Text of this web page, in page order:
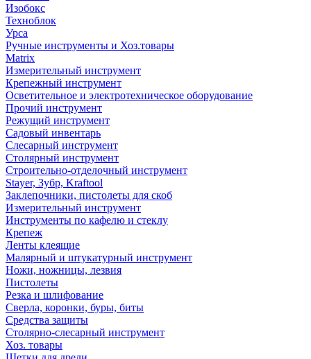
Изобокс
Техноблок
Урса
Ручные инструменты и Хоз.товары
Matrix
Измерительный инструмент
Крепежный инструмент
Осветительное и электротехническое оборудование
Прочий инструмент
Режущий инструмент
Садовый инвентарь
Слесарный инструмент
Столярный инструмент
Строительно-отделочный инструмент
Stayer, Зубр, Kraftool
Заклепочники, пистолеты для скоб
Измерительный инструмент
Инструменты по кафелю и стеклу
Крепеж
Ленты клеящие
Малярный и штукатурный инструмент
Ножи, ножницы, лезвия
Пистолеты
Резка и шлифование
Сверла, коронки, буры, биты
Средства защиты
Столярно-слесарный инструмент
Хоз. товары